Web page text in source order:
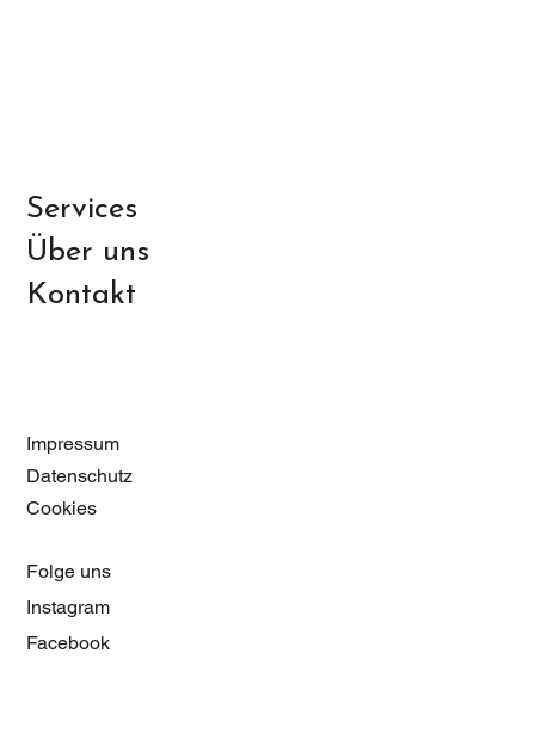
Services
Über uns
Kontakt
Impressum
Datenschutz
Cookies
Folge uns
Instagram
Facebook